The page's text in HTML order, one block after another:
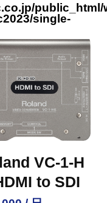
public_html/
single-
VC-1-H
to SDI